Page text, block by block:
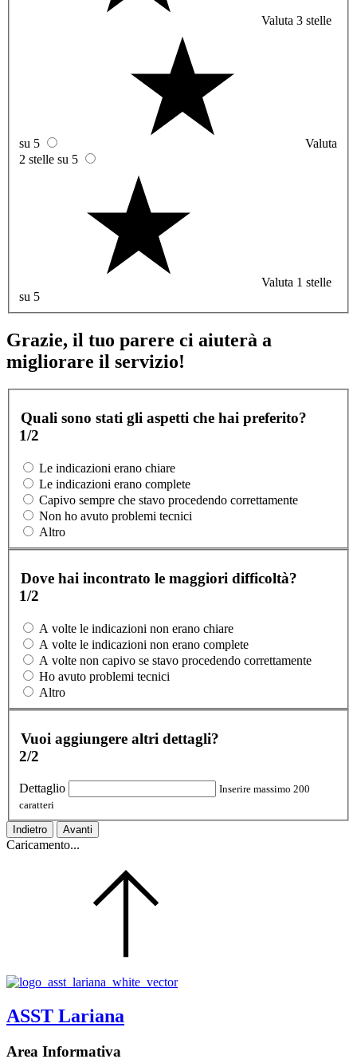
Valuta 3 stelle
su 5
Valuta
2 stelle su 5
Valuta 1 stelle
su 5
Grazie, il tuo parere ci aiuterà a
migliorare il servizio!
Quali sono stati gli aspetti che hai preferito?
1/2
Le indicazioni erano chiare
Le indicazioni erano complete
Capivo sempre che stavo procedendo correttamente
Non ho avuto problemi tecnici
Altro
Dove hai incontrato le maggiori difficoltà?
1/2
A volte le indicazioni non erano chiare
A volte le indicazioni non erano complete
A volte non capivo se stavo procedendo correttamente
Ho avuto problemi tecnici
Altro
Vuoi aggiungere altri dettagli?
2/2
Dettaglio
Inserire massimo 200
caratteri
Indietro Avanti
Caricamento...
ASST Lariana
Area Informativa